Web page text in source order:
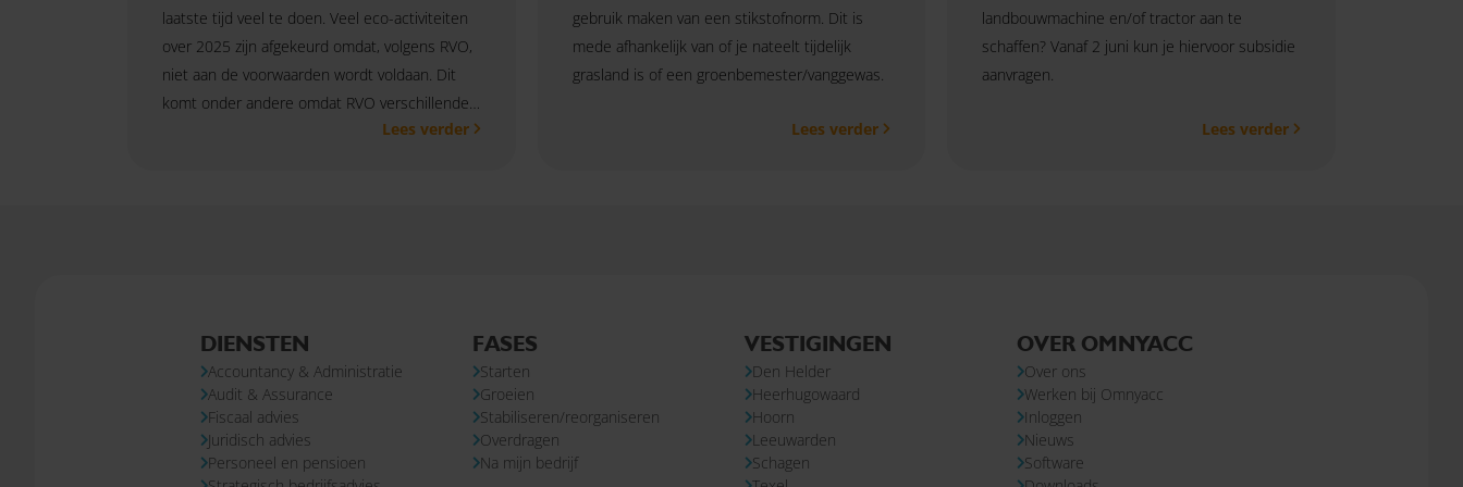
laatste tijd veel te doen. Veel eco-activiteiten
over 2025 zijn afgekeurd omdat, volgens RVO,
niet aan de voorwaarden wordt voldaan. Dit
komt onder andere omdat RVO verschillende
eco-activiteiten vanaf 2025 voor 100%Lees verder
gebruik maken van een stikstofnorm. Dit is
mede afhankelijk van of je nateelt tijdelijk
grasland is of een groenbemester/vanggewas.
Lees verder
landbouwmachine en/of tractor aan te
schaffen? Vanaf 2 juni kun je hiervoor subsidie
aanvragen.
Lees verder
DIENSTEN
Accountancy & Administratie
Audit & Assurance
Fiscaal advies
Juridisch advies
Personeel en pensioen
FASES
Starten
Groeien
Stabiliseren/reorganiseren
Overdragen
Na mijn bedrijf
VESTIGINGEN
Den Helder
Heerhugowaard
Hoorn
Leeuwarden
Schagen
OVER OMNYACC
Over ons
Werken bij Omnyacc
Inloggen
Nieuws
Software